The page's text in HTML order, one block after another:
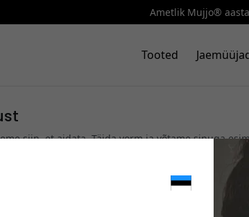
Ametlik Mujjo®
Tooted
siin, et aidata. Täida vorm ja võtame sinuga